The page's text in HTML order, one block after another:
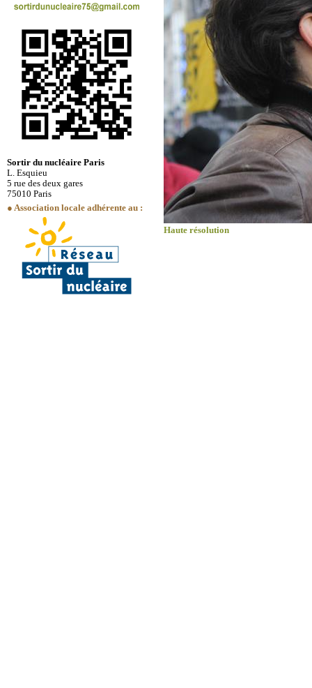
Sortir du nucléaire Paris
L. Esquieu
5 rue des deux gares
75010 Paris
● Association locale adhérente au :
Haute résolution